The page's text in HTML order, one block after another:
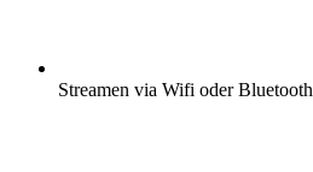
Streamen via Wifi oder Bluetooth